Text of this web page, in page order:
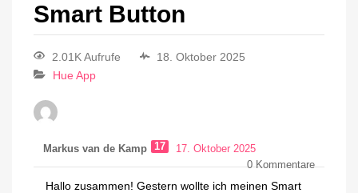
Smart Button
2.01K Aufrufe
18. Oktober 2025
Hue App
Markus van de Kamp 17
17. Oktober 2025
0Kommentare
Hallo zusammen! Gestern wollte ich meinen Smart